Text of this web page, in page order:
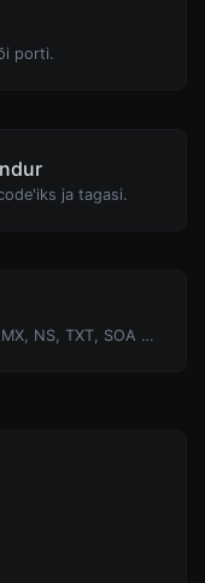
porti.
ja tagasi.
Leidke A, AAAA, CNAME, MX, NS, TXT, SOA DNS-kirjed hosti kohta.